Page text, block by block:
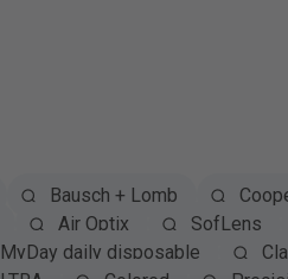
Bausch + Lomb
Air Optix SofLens
MyDay daily disposable